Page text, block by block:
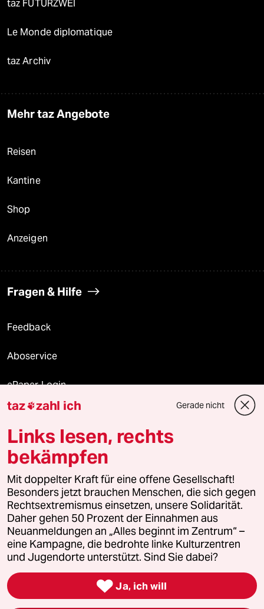
taz FUTURZWEI
Le Monde diplomatique
taz Archiv
Mehr taz Angebote
Reisen
Kantine
Shop
Anzeigen
Fragen & Hilfe
Feedback
Aboservice
ePaper Login
Downloads für Abonnierende
© 2026 taz Verlags und Vertriebs GmbH
Alle Rechte vorbehalten. Bei rechtlichen Fragen oder für Genehmigungen
wenden Sie sich bitte an
lizenzen@taz.de
Feedback Redaktionsstatut Kommune-Richtlinien
Leitlinie Informant Datenschutz Impressum AGB
Seitenwende Einwilligungen widerrufen (Ads)
taz zahl ich Gerade nicht
Links lesen, rechts
bekämpfen
Mit doppelter Kraft für eine offene Gesellschaft!
Besonders jetzt brauchen Menschen, die sich gegen
Rechtsextremismus einsetzen, unsere Solidarität.
Daher gehen 50 Prozent der Einnahmen aus
Neuanmeldungen an „Alles beginnt im Zentrum“ –
eine Kampagne, die bedrohte linke Kulturzentren
und Jugendorte unterstützt. Sind Sie dabei?
 Ja, ich will